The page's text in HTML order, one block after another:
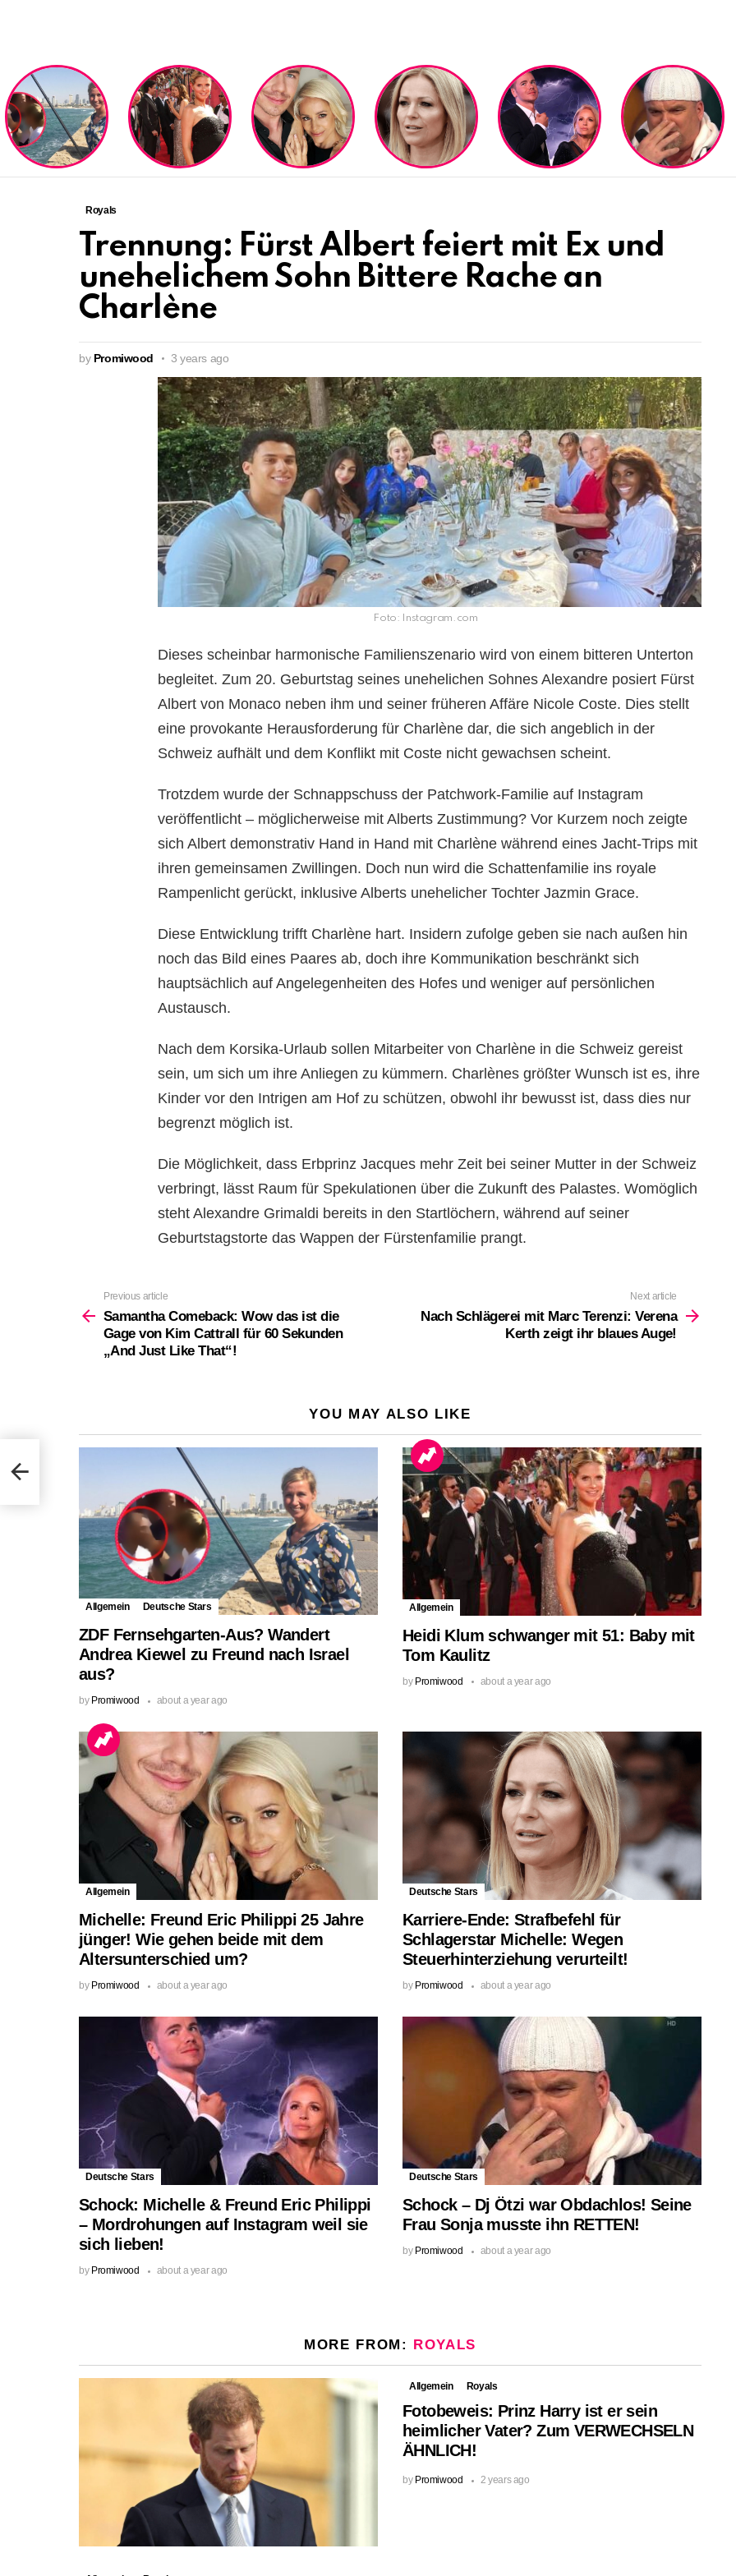
LATEST
STORIES
Royals
Trennung: Fürst Albert feiert mit Ex und
unehelichem Sohn Bittere Rache an
Charlène
by Promiwood 3 years ago
Foto: Instagram.com
Dieses scheinbar harmonische Familienszenario wird von einem bitteren Unterton
begleitet. Zum 20. Geburtstag seines unehelichen Sohnes Alexandre posiert Fürst
Albert von Monaco neben ihm und seiner früheren Affäre Nicole Coste. Dies stellt
eine provokante Herausforderung für Charlène dar, die sich angeblich in der
Schweiz aufhält und dem Konflikt mit Coste nicht gewachsen scheint.
Trotzdem wurde der Schnappschuss der Patchwork-Familie auf Instagram
veröffentlicht – möglicherweise mit Alberts Zustimmung? Vor Kurzem noch zeigte
sich Albert demonstrativ Hand in Hand mit Charlène während eines Jacht-Trips mit
ihren gemeinsamen Zwillingen. Doch nun wird die Schattenfamilie ins royale
Rampenlicht gerückt, inklusive Alberts unehelicher Tochter Jazmin Grace.
Diese Entwicklung trifft Charlène hart. Insidern zufolge geben sie nach außen hin
noch das Bild eines Paares ab, doch ihre Kommunikation beschränkt sich
hauptsächlich auf Angelegenheiten des Hofes und weniger auf persönlichen
Austausch.
Nach dem Korsika-Urlaub sollen Mitarbeiter von Charlène in die Schweiz gereist
sein, um sich um ihre Anliegen zu kümmern. Charlènes größter Wunsch ist es, ihre
Kinder vor den Intrigen am Hof zu schützen, obwohl ihr bewusst ist, dass dies nur
begrenzt möglich ist.
Die Möglichkeit, dass Erbprinz Jacques mehr Zeit bei seiner Mutter in der Schweiz
verbringt, lässt Raum für Spekulationen über die Zukunft des Palastes. Womöglich
steht Alexandre Grimaldi bereits in den Startlöchern, während auf seiner
Geburtstagstorte das Wappen der Fürstenfamilie prangt.
more
Previous article
Samantha Comeback: Wow das ist die
Gage von Kim Cattrall für 60 Sekunden
„And Just Like That“!
Next article
Nach Schlägerei mit Marc Terenzi: Verena
Kerth zeigt ihr blaues Auge!
YOU MAY ALSO LIKE
Allgemein Deutsche Stars
ZDF Fernsehgarten-Aus? Wandert
Andrea Kiewel zu Freund nach Israel
aus?
by Promiwood about a year ago
Allgemein
Heidi Klum schwanger mit 51: Baby mit
Tom Kaulitz
by Promiwood about a year ago
Allgemein
Michelle: Freund Eric Philippi 25 Jahre
jünger! Wie gehen beide mit dem
Altersunterschied um?
by Promiwood about a year ago
Deutsche Stars
Karriere-Ende: Strafbefehl für
Schlagerstar Michelle: Wegen
Steuerhinterziehung verurteilt!
by Promiwood about a year ago
Deutsche Stars
Schock: Michelle & Freund Eric Philippi
– Mordrohungen auf Instagram weil sie
sich lieben!
by Promiwood about a year ago
Deutsche Stars
Schock – Dj Ötzi war Obdachlos! Seine
Frau Sonja musste ihn RETTEN!
by Promiwood about a year ago
MORE FROM: ROYALS
Allgemein Royals
Fotobeweis: Prinz Harry ist er sein
heimlicher Vater? Zum VERWECHSELN
ÄHNLICH!
by Promiwood 2 years ago